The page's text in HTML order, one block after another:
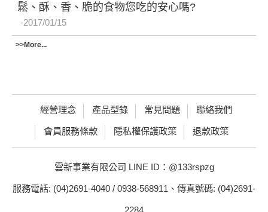
鬆、酥、香、脆的食物您吃的安心嗎?
2017/01/15
>>More...
經營理念 產品型錄 常見問題 聯絡我們
會員服務條款 隱私權保護政策 退款政策
雲新事業有限公司 LINE ID：@133rspzg
服務電話: (04)2691-4040 / 0938-568911、傳真號碼: (04)2691-
2284